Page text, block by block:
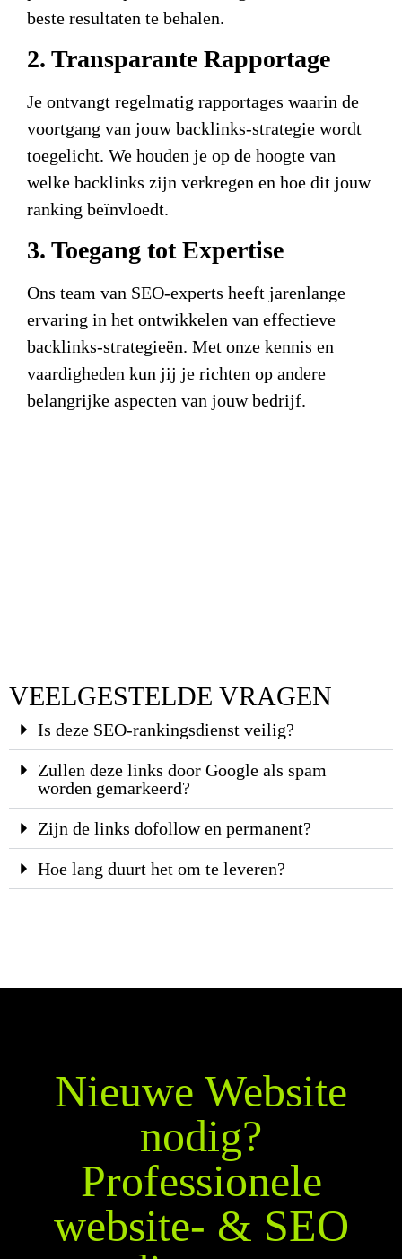
beste resultaten te behalen.
2. Transparante Rapportage
Je ontvangt regelmatig rapportages waarin de
voortgang van jouw backlinks-strategie wordt
toegelicht. We houden je op de hoogte van
welke backlinks zijn verkregen en hoe dit jouw
ranking beïnvloedt.
3. Toegang tot Expertise
Ons team van SEO-experts heeft jarenlange
ervaring in het ontwikkelen van effectieve
backlinks-strategieën. Met onze kennis en
vaardigheden kun jij je richten op andere
belangrijke aspecten van jouw bedrijf.
VEELGESTELDE VRAGEN
Is deze SEO-rankingsdienst veilig?
Zullen deze links door Google als spam
worden gemarkeerd?
Zijn de links dofollow en permanent?
Hoe lang duurt het om te leveren?
Nieuwe Website
nodig?
Professionele
website- & SEO